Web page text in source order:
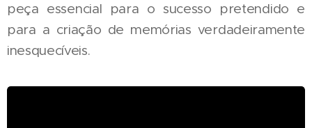
peça essencial para o sucesso pretendido e
para a criação de memórias verdadeiramente
inesquecíveis.